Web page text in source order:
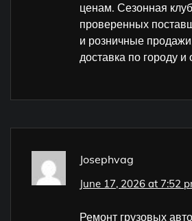
ценам. Сезонная
проверенных
и розничные
доставка по городу и
Josephvag
June 17, 2026 at 7:52
Ремонт грузовых